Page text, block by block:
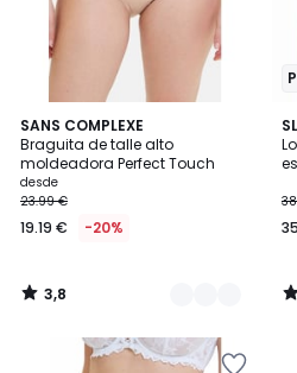
SANS COMPLEXE
Braguita de talle alto
moldeadora Perfect Touch
desde
23.99 €
19.19 € -20%
3,8
/ 5
2
Colores
3,8
/
2
/